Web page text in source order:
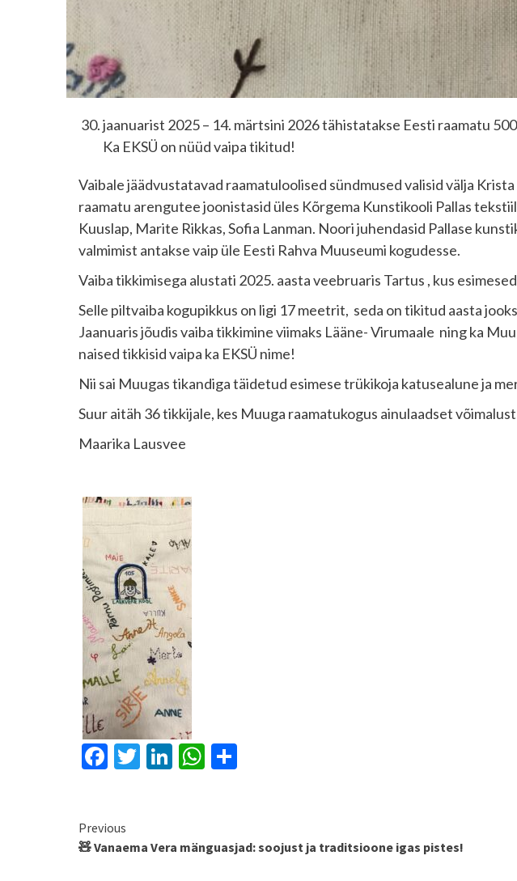
jaanuarist 2025 – 14. märtsini 2026 tähistatakse Eesti raamatu
Ka EKSÜ on nüüd vaipa tikitud!
Vaibale jäädvustatavad raamatuloolised sündmused valisid välja
raamatu arengutee joonistasid üles Kõrgema Kunstikooli Pallas
Kuuslap, Marite Rikkas, Sofia Lanman. Noori juhendasid Pallase
valmimist antakse vaip üle Eesti Rahva Muuseumi kogudesse.
Vaiba tikkimisega alustati 2025. aasta veebruaris Tartus , kus
Selle piltvaiba kogupikkus on ligi 17 meetrit, seda on tikitud aasta
Jaanuaris jõudis vaiba tikkimine viimaks Lääne- Virumaale ning ka
naised tikkisid vaipa ka EKSÜ nime!
Nii sai Muugas tikandiga täidetud esimese trükikoja katusealune ja
Suur aitäh 36 tikkijale, kes Muuga raamatukogus ainulaadset
Maarika Lausvee
Facebook
Twitter
LinkedIn
WhatsApp
Continue
Reading
Previous
🧸 Vanaema Vera mänguasjad: soojust ja traditsioone igas pistes!